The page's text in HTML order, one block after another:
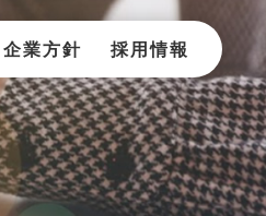
企業方針 採用情報